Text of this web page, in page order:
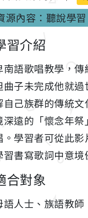
源內容：聽說學習
習介紹
南語歌唱教學，
曲子未完成他就
自己族群的傳統
深遠的「懷念年
。學習者可從此
習書寫歌詞中意境
合對象
語人士、族語教師